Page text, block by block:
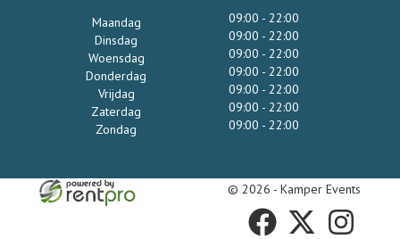
Maandag
Dinsdag
Woensdag
Donderdag
Vrijdag
Zaterdag
Zondag
09:00 - 22:00
09:00 - 22:00
09:00 - 22:00
09:00 - 22:00
09:00 - 22:00
09:00 - 22:00
09:00 - 22:00
© 2026 - Kamper Events
facebooktwitter instagram